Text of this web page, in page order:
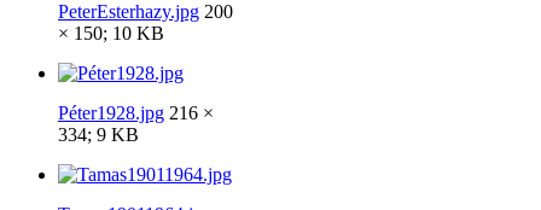
PeterEsterhazy.jpg 200
× 150; 10 KB
Péter1928.jpg 216 ×
334; 9 KB